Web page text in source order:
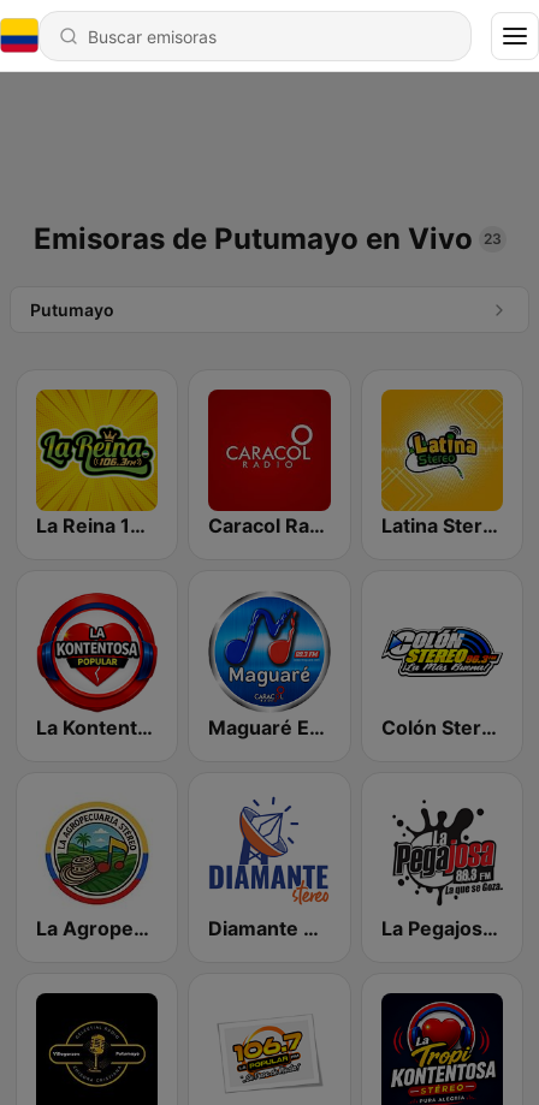
Emisoras de Putumayo en Vivo 23
Putumayo
La Reina 106.3 FM Caracol Radio Latina Stereo FM
La Kontentosa Popular Maguaré Estéreo 89.3 FM Colón Stereo 96.3 FM
La Agropecuaria Stèreo Diamante Stereo La Pegajosa 88.3 FM